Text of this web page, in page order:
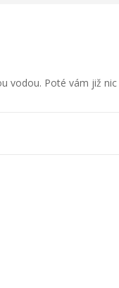
vodou. Poté vám již